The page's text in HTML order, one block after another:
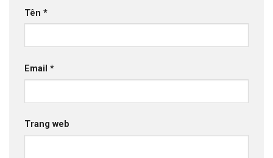
Tên *
Email *
Trang web